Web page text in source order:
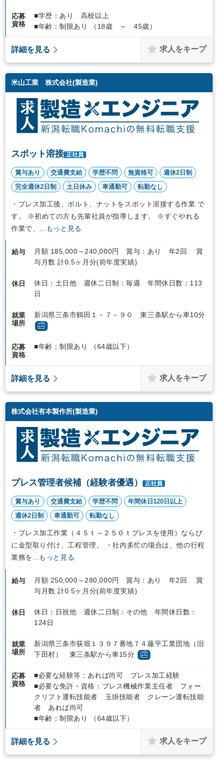
応募
資格
■学歴：あり 高校以上
■年齢：制限あり （18歳 ～ 45歳）
詳細を見る 求人をキープ
米山工業 株式会社(製造業)
スポット溶接 正社員
賞与あり 交通費支給 学歴不問 無資格可
週休2日制
完全週休2日制
土日休み 車通勤可 転勤なし
・プレス加工後、ボルト、ナットをスポット溶接する作業 で
す。 ※初めての方も先輩社員が指導します。 ※すぐやれる
作業で、...
もっと見る
給与
月額 185,000～240,000円 賞与：あり 年2回 賞
与月数 計0.5ヶ月分(前年度実績)
休日
休日：土日他 週休二日制：毎週 年間休日数：113
日
就業
場所
新潟県三条市鶴田１－７－９０ 東三条駅から車10分
応募
資格
■年齢：制限あり （64歳以下）
詳細を見る 求人をキープ
株式会社有本製作所(製造業)
プレス管理者候補（経験者優遇） 正社員
賞与あり 交通費支給 学歴不問
年間休日120日以上
週休2日制
車通勤可 転勤なし
・プレス加工作業（４５ｔ～２５０ｔプレスを使用）ならび
に金型取り付け、工程管理。 ・社内多忙の場合は、他の行程
業務を...
もっと見る
給与
月額 250,000～280,000円 賞与：あり 年2回 賞
与月数 計0.5ヶ月分(前年度実績)
休日
休日：日祝他 週休二日制：その他 年間休日数：
124日
就業
場所
新潟県三条市荻堀１３９７番地７４藤平工業団地（旧
下田村） 東三条駅から車15分
応募
資格
■必要な経験等：あれば尚可 プレス加工経験
■必要な免許・資格：プレス機械作業主任者 フォー
クリフト運転技能者 玉掛技能者 クレーン運転技能
者 あれば尚可
■年齢：制限あり （64歳以下）
詳細を見る 求人をキープ